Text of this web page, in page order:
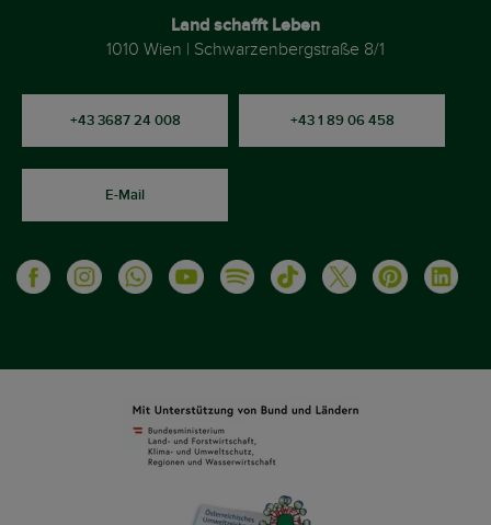
Land schafft Leben
1010 Wien | Schwarzenbergstraße 8/1
+43 3687 24 008 +43 1 89 06 458
E-Mail